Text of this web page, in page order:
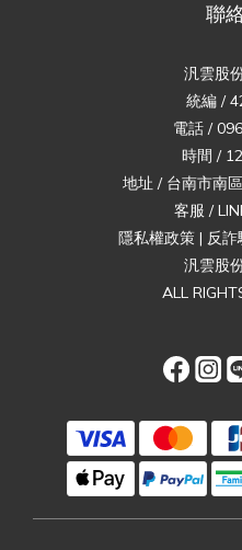
聯
汎雲股
統編 /
電話 /
時間 /
地址 / 台南市南
客服 /
隱私權政策 | 反詐
汎雲股
ALL